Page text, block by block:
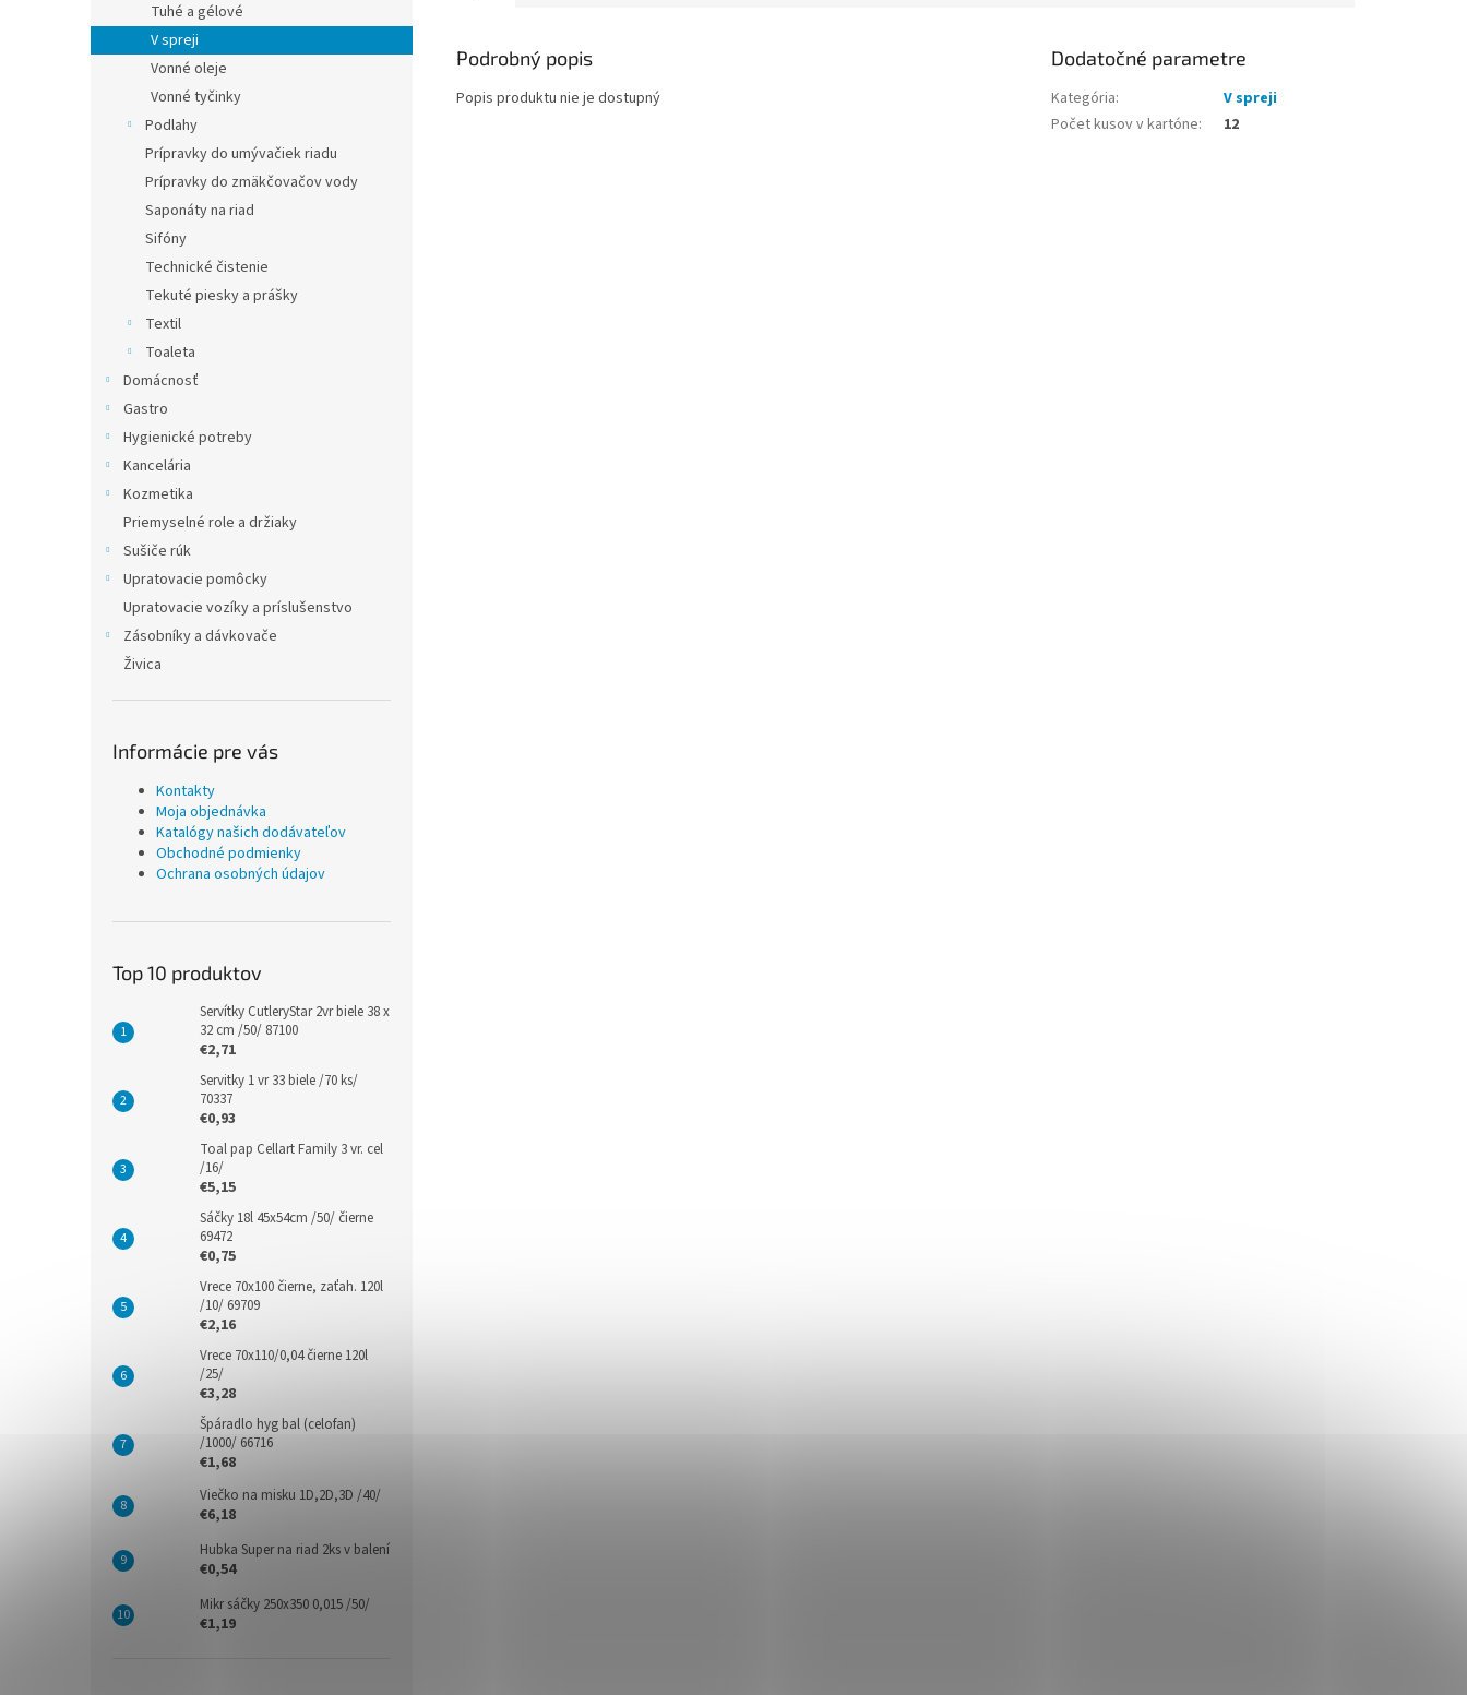
Tuhé a gélové
V spreji
Vonné oleje
Vonné tyčinky
Podlahy
Prípravky do umývačiek riadu
Prípravky do zmäkčovačov vody
Saponáty na riad
Sifóny
Technické čistenie
Tekuté piesky a prášky
Textil
Toaleta
Domácnosť
Gastro
Hygienické potreby
Kancelária
Kozmetika
Priemyselné role a držiaky
Sušiče rúk
Upratovacie pomôcky
Upratovacie vozíky a príslušenstvo
Zásobníky a dávkovače
Živica
Informácie pre vás
Kontakty
Moja objednávka
Katalógy našich dodávateľov
Obchodné podmienky
Ochrana osobných údajov
Top 10 produktov
Servítky CutleryStar 2vr biele 38 x
32 cm /50/ 87100
€2,71
Servitky 1 vr 33 biele /70 ks/
70337
€0,93
Toal pap Cellart Family 3 vr. cel
/16/
€5,15
Sáčky 18l 45x54cm /50/ čierne
69472
€0,75
Vrece 70x100 čierne, zaťah. 120l
/10/ 69709
€2,16
Vrece 70x110/0,04 čierne 120l
/25/
€3,28
Špáradlo hyg bal (celofan)
/1000/ 66716
€1,68
Viečko na misku 1D,2D,3D /40/
€6,18
Hubka Super na riad 2ks v balení
€0,54
Mikr sáčky 250x350 0,015 /50/
€1,19
Podrobný popis
Popis produktu nie je dostupný
Dodatočné parametre
Kategória:
V spreji
Počet kusov v kartóne: 12